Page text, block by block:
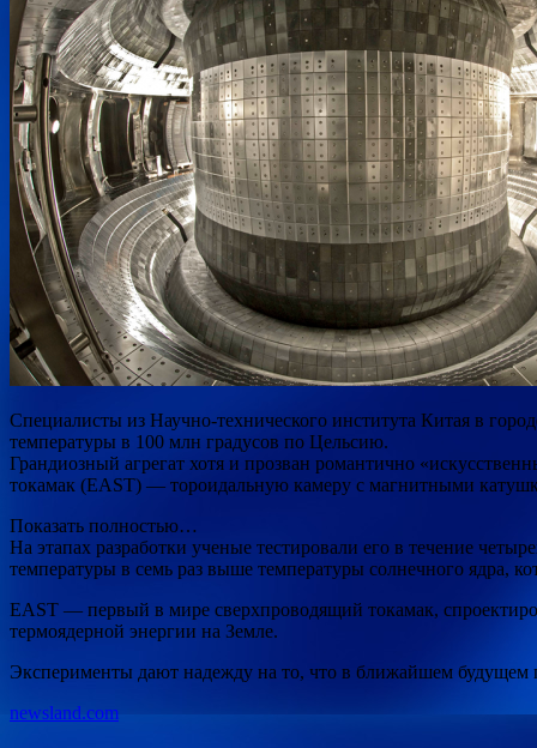
Специалисты из Научно-технического института Китая в
температуры в 100 млн градусов по Цельсию.
Грандиозный агрегат хотя и прозван романтично
токамак (EAST) — тороидальную камеру с магнитными
Показать полностью…
На этапах разработки ученые тестировали его в течение
температуры в семь раз выше температуры солнечного ядра,
EAST — первый в мире сверхпроводящий токамак,
термоядерной энергии на Земле.
Эксперименты дают надежду на то, что в ближайшем будущем
newsland.com